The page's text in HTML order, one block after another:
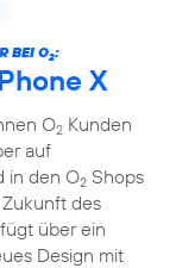
BEI O2:
X
O2Kunden
auf
in den O2Shops
des
über ein
Design mit